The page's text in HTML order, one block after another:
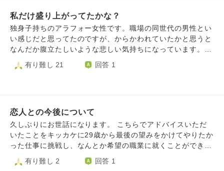
いのでしょうか？ 相手が話してきたら聞いてあげれば良い
的な事はよく見るのですが、それで良いのでしょうか？ 彼
氏には会えてないお子さんがいます。友達に会って来ると言
っていたので、友達から子供の事とか聞いて来たのだと思い
う予定の前日子供の誕生日と言われ「それ関係ある？」と言
のか悩んでいます。
私だけ盛り上がってたかな？
独身子持ちのアラフォー女性です。職場の同世代の男性とい
い感じだと思ってたのですが、からかわれていたかと思うと
なんだか腹立たしいような悲しい気持ちになっています。
元々は私はあまり彼に興味はなかったのですが、他の社員に
「ねねさんはキレイですし、子持ちでも自分は全然いいで
ことも何度かあり、最近ではLINEと電話を毎日していまし
た。また周りからは付き合っていると噂される位に仲良く見
えていました。 「私達噂されてるねー！」と私が言って
も、全く嫌そうではなかったです。 同年代ですが彼はまだ
悩みもよく聞いていました。 最近は「一緒に寝る？」とか
有り難し 21 回答 1
恋人との今後について
久しぶりにお世話になります。 こちらでアドバイスいただ
いたことをキッカケに29歳から最後の望みをかけてやりたか
った仕事に挑戦し、なんとか希望の職業に就くことができま
した。 その際は大変お世話になり有難うございました。 今
回はお付き合いしている彼のことについてです。 やりたか
有り難し 2 回答 1